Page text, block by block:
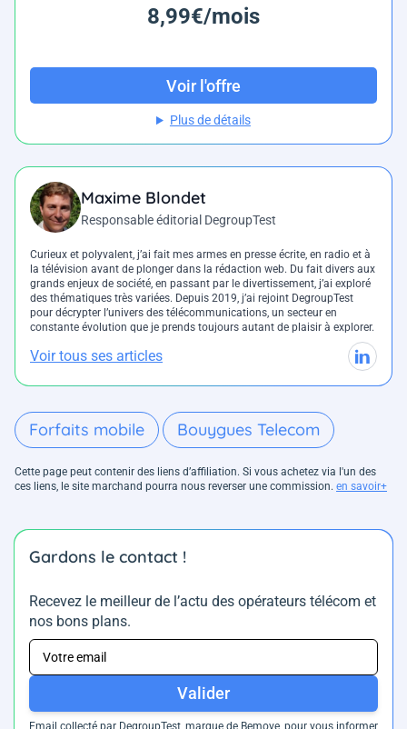
8,99€/mois
Voir l'offre
Plus de détails
Maxime Blondet
Responsable éditorial DegroupTest
Curieux et polyvalent, j’ai fait mes armes en presse écrite, en radio et à
la télévision avant de plonger dans la rédaction web. Du fait divers aux
grands enjeux de société, en passant par le divertissement, j’ai exploré
des thématiques très variées. Depuis 2019, j’ai rejoint DegroupTest
pour décrypter l’univers des télécommunications, un secteur en
constante évolution que je prends toujours autant de plaisir à explorer.
Voir tous ses articles
Forfaits mobile Bouygues Telecom
Cette page peut contenir des liens d’affiliation. Si vous achetez via l'un des
ces liens, le site marchand pourra nous reverser une commission. en savoir+
Gardons le contact !
Recevez le meilleur de l’actu des opérateurs télécom et
nos bons plans.
Valider
Email collecté par DegroupTest, marque de Bemove, pour vous informer